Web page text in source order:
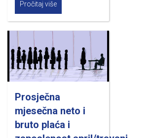
Pročitaj više
Prosječna
mjesečna neto i
bruto plaća i